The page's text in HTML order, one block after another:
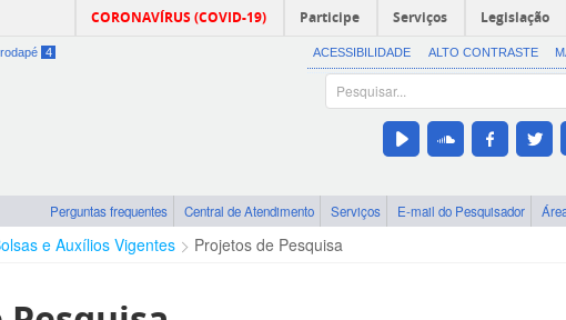
CORONAVÍRUS (COVID-19) Participe Serviços Legislação
4 ACESSIBILIDADE ALTO CONTRASTE
Perguntas frequentes Central de Atendimento Serviços E-mail do Pesquisador
e Auxílios Vigentes Projetos de Pesquisa